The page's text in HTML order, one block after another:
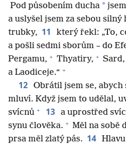
Pod působením ducha *
a uslyšel jsem za sebou
trubky, 11
který řekl: „To,
a pošli sedmi sborům – do
Pergamu, + Thyatiry, + Sard,
a Laodiceje.“ +
12 Obrátil jsem se, abych
mluví. Když jsem to udělal,
svícnů + 13 a uprostřed
synu člověka. + Měl na sobě
prsa měl zlatý pás. 14